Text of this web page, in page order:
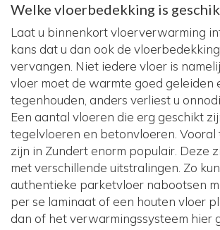
Welke vloerbedekking is
Laat u binnenkort vloerverwarming
kans dat u dan ook de
vervangen. Niet iedere vloer is
vloer moet de warmte goed geleiden
tegenhouden, anders verliest u
Een aantal vloeren die erg geschikt
tegelvloeren en betonvloeren. Vooral
zijn in Zundert enorm populair. Deze
met verschillende uitstralingen. Zo
authentieke parketvloer nabootsen
per se laminaat of een houten vloer
dan of het verwarmingssysteem hier